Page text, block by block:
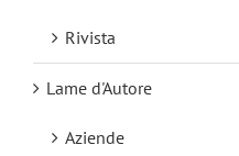
Rivista
Lame d'Autore
Aziende